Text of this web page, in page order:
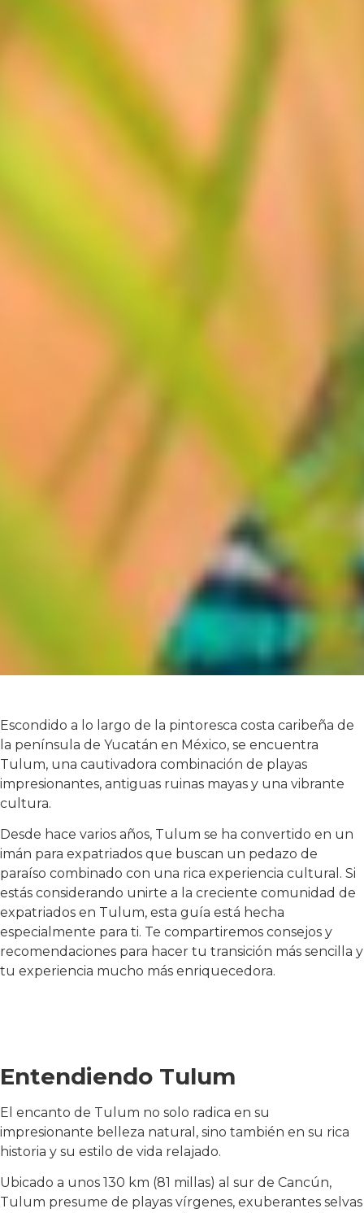
Escondido a lo largo de la pintoresca costa caribeña de
la península de Yucatán en México, se encuentra
Tulum, una cautivadora combinación de playas
impresionantes, antiguas ruinas mayas y una vibrante
cultura.
Desde hace varios años, Tulum se ha convertido en un
imán para expatriados que buscan un pedazo de
paraíso combinado con una rica experiencia cultural. Si
estás considerando unirte a la creciente comunidad de
expatriados en Tulum, esta guía está hecha
especialmente para ti. Te compartiremos consejos y
recomendaciones para hacer tu transición más sencilla y
tu experiencia mucho más enriquecedora.
Entendiendo Tulum
El encanto de Tulum no solo radica en su
impresionante belleza natural, sino también en su rica
historia y su estilo de vida relajado.
Ubicado a unos 130 km (81 millas) al sur de Cancún,
Tulum presume de playas vírgenes, exuberantes selvas